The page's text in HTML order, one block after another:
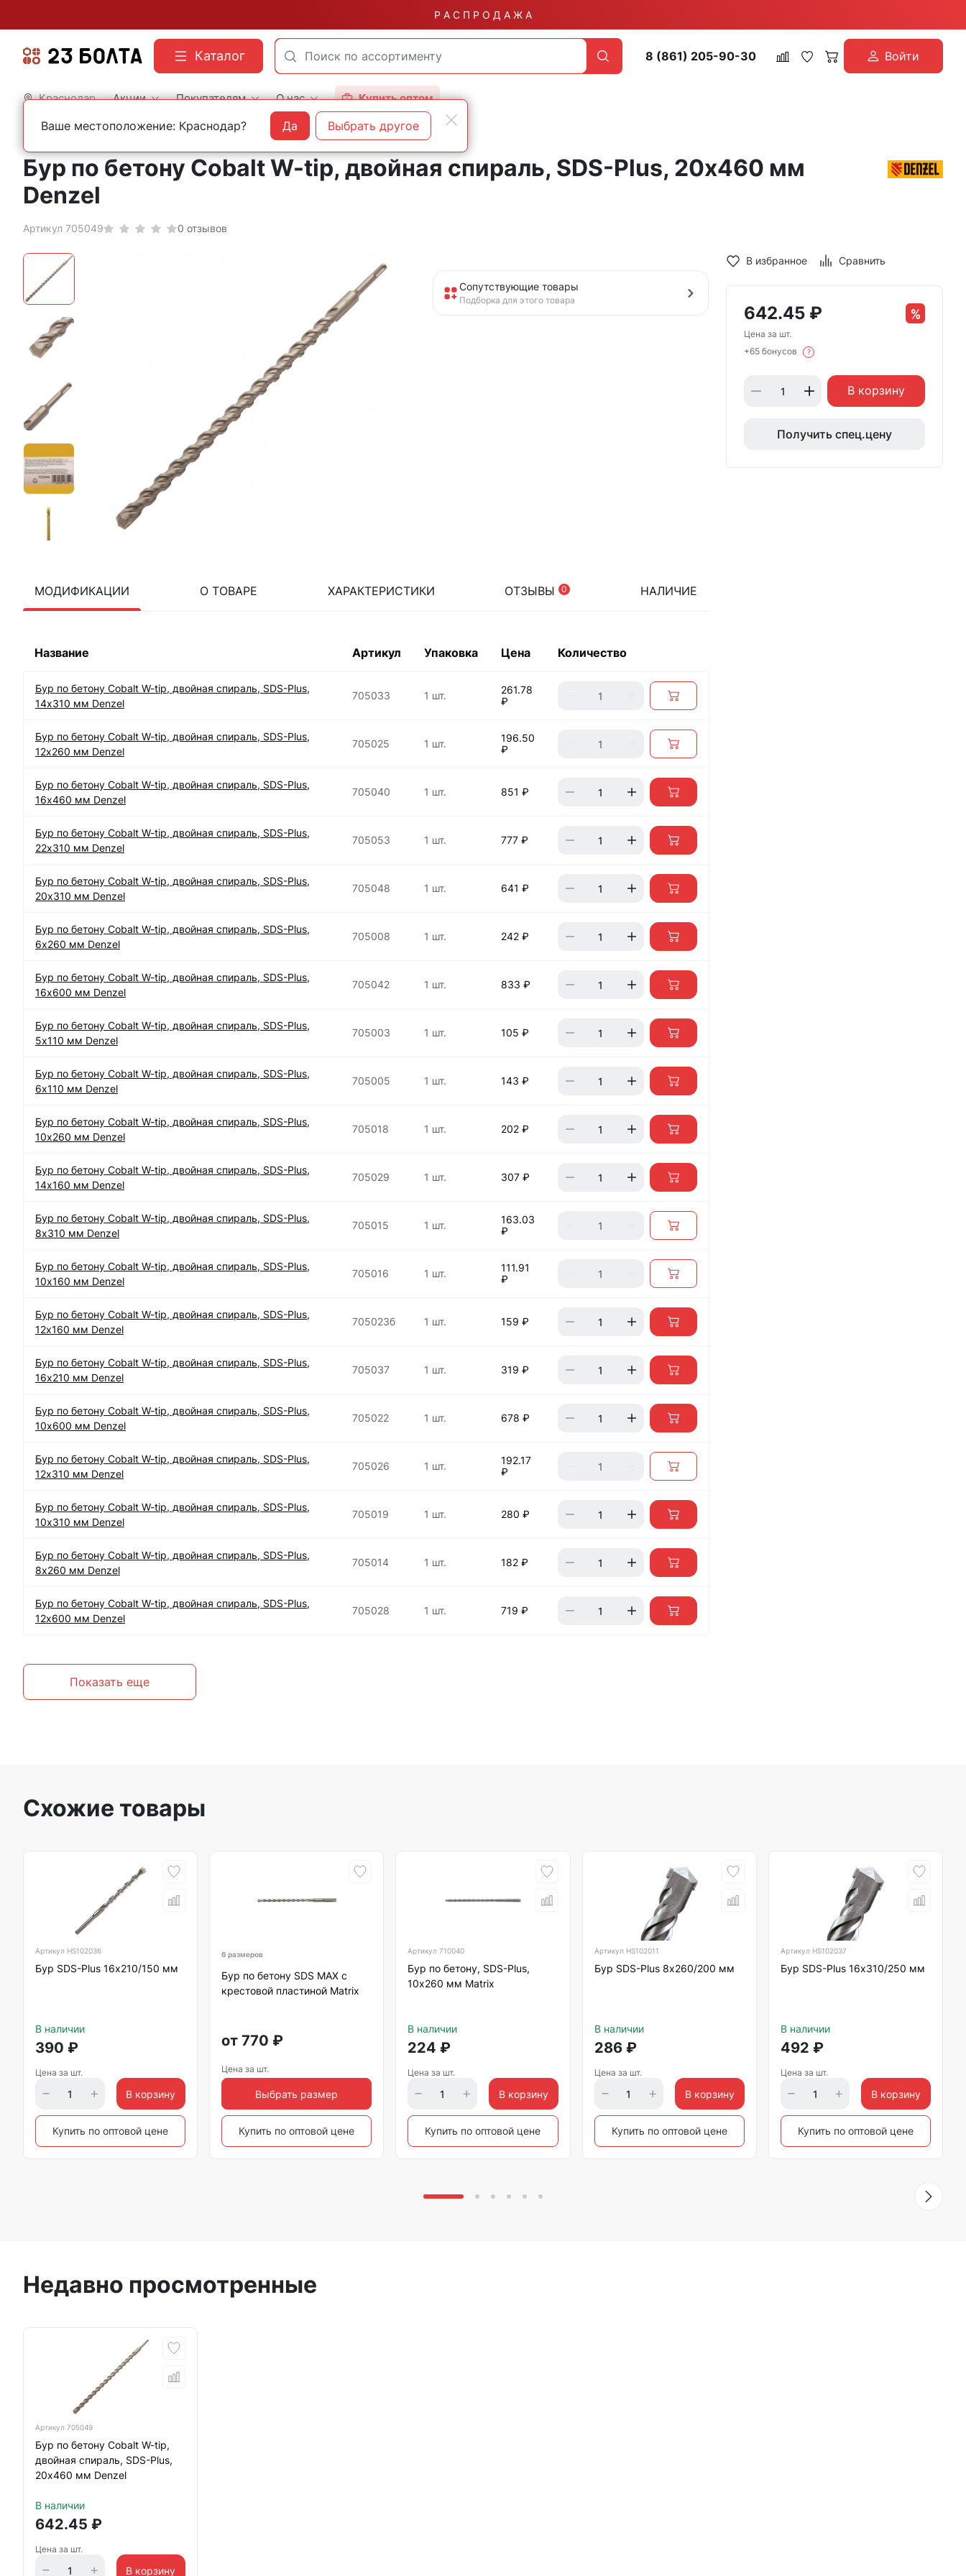
Р А С П Р О Д А Ж А
Каталог 8 (861) 205-90-30 Войти
Краснодар Акции Покупателям О нас Купить оптом
Главная Оснастка Буры
Бур по бетону Cobalt W-tip, двойная спираль, SDS-Plus, 20х460 мм
Denzel
Артикул 705049 0 отзывов
Сопутствующие товары
Подборка для этого товара
МОДИФИКАЦИИ О ТОВАРЕ ХАРАКТЕРИСТИКИ ОТЗЫВЫ 0 НАЛИЧИЕ
Название Артикул Упаковка Цена Количество
Бур по бетону Cobalt W-tip, двойная спираль, SDS-Plus,
14х310 мм Denzel
705033 1 шт.
261.78
₽
Бур по бетону Cobalt W-tip, двойная спираль, SDS-Plus,
12х260 мм Denzel
705025 1 шт.
196.50
₽
Бур по бетону Cobalt W-tip, двойная спираль, SDS-Plus,
16х460 мм Denzel
705040 1 шт. 851 ₽
Бур по бетону Cobalt W-tip, двойная спираль, SDS-Plus,
22х310 мм Denzel
705053 1 шт. 777 ₽
Бур по бетону Cobalt W-tip, двойная спираль, SDS-Plus,
20х310 мм Denzel
705048 1 шт. 641 ₽
Бур по бетону Cobalt W-tip, двойная спираль, SDS-Plus,
6х260 мм Denzel
705008 1 шт. 242 ₽
Бур по бетону Cobalt W-tip, двойная спираль, SDS-Plus,
16х600 мм Denzel
705042 1 шт. 833 ₽
Бур по бетону Cobalt W-tip, двойная спираль, SDS-Plus,
5х110 мм Denzel
705003 1 шт. 105 ₽
Бур по бетону Cobalt W-tip, двойная спираль, SDS-Plus,
6х110 мм Denzel
705005 1 шт. 143 ₽
Бур по бетону Cobalt W-tip, двойная спираль, SDS-Plus,
10х260 мм Denzel
705018 1 шт. 202 ₽
Бур по бетону Cobalt W-tip, двойная спираль, SDS-Plus,
14х160 мм Denzel
705029 1 шт. 307 ₽
Бур по бетону Cobalt W-tip, двойная спираль, SDS-Plus,
8х310 мм Denzel
705015 1 шт.
163.03
₽
Бур по бетону Cobalt W-tip, двойная спираль, SDS-Plus,
10х160 мм Denzel
705016 1 шт.
111.91
₽
Бур по бетону Cobalt W-tip, двойная спираль, SDS-Plus,
12х160 мм Denzel
705023б 1 шт. 159 ₽
Бур по бетону Cobalt W-tip, двойная спираль, SDS-Plus,
16х210 мм Denzel
705037 1 шт. 319 ₽
Бур по бетону Cobalt W-tip, двойная спираль, SDS-Plus,
10х600 мм Denzel
705022 1 шт. 678 ₽
Бур по бетону Cobalt W-tip, двойная спираль, SDS-Plus,
12х310 мм Denzel
705026 1 шт.
192.17
₽
Бур по бетону Cobalt W-tip, двойная спираль, SDS-Plus,
10х310 мм Denzel
705019 1 шт. 280 ₽
Бур по бетону Cobalt W-tip, двойная спираль, SDS-Plus,
8х260 мм Denzel
705014 1 шт. 182 ₽
Бур по бетону Cobalt W-tip, двойная спираль, SDS-Plus,
12х600 мм Denzel
705028 1 шт. 719 ₽
Показать еще
В избранное Сравнить
642.45 ₽
Цена за шт.
+65 бонусов
?
В корзину
Получить спец.цену
Схожие товары
Артикул HS102036
Бур SDS-Plus 16х210/150 мм
В наличии
390 ₽
Цена за шт.
В корзину
Купить по оптовой цене
6 размеров
Бур по бетону SDS MAX с
крестовой пластиной Matrix
от770 ₽
Цена за шт.
Выбрать размер
Купить по оптовой цене
Артикул710040
Бур по бетону, SDS-Plus,
10х260 мм Matrix
В наличии
224 ₽
Цена за шт.
В корзину
Купить по оптовой цене
Артикул HS102011
Бур SDS-Plus 8х260/200 мм
В наличии
286₽
Цена за шт.
В корзину
Купить по оптовой цене
Артикул HS102037
Бур SDS-Plus 16х310/250 мм
В наличии
492 ₽
Цена за шт.
В корзину
Купить по оптовой цене
Недавно просмотренные
Артикул 705049
Бур по бетону Cobalt W-tip,
двойная спираль, SDS-Plus,
20х460 мм Denzel
В наличии
642.45 ₽
Цена за шт.
В корзину
Ваше местоположение: Краснодар? Да Выбрать другое